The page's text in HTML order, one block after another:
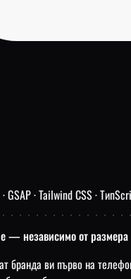
GSAP · Tailwind CSS ·
— независимо от размера
бранда ви първо на